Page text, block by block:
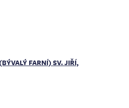
FARNÍ) SV. JIŘÍ,